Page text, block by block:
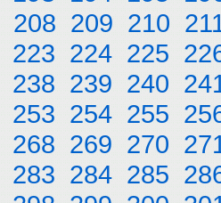
208 209 210
223 224 225
238 239 240
253 254 255
268 269 270
283 284 285